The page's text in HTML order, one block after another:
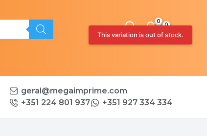
0
geral@megaimprime.com
+351 224 801 937
+351 927 334 334
This variation is out of stock.